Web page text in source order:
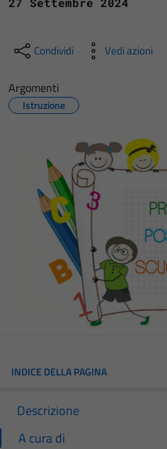
Condividi Vedi azioni
Argomenti
Istruzione
INDICE DELLA PAGINA
Descrizione
A cura di